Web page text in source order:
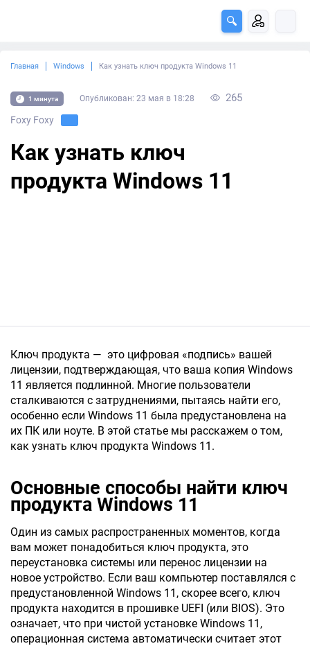
Главная Windows Как узнать ключ продукта Windows 11
1 минута Опубликован: 23 мая в 18:28 265
Foxy Foxy
Как узнать ключ
продукта Windows 11
Ключ продукта — это цифровая «подпись» вашей
лицензии, подтверждающая, что ваша копия Windows
11 является подлинной. Многие пользователи
сталкиваются с затруднениями, пытаясь найти его,
особенно если Windows 11 была предустановлена на
их ПК или ноуте. В этой статье мы расскажем о том,
как узнать ключ продукта Windows 11.
Основные способы найти ключ
продукта Windows 11
Один из самых распространенных моментов, когда
вам может понадобиться ключ продукта, это
переустановка системы или перенос лицензии на
новое устройство. Если ваш компьютер поставлялся с
предустановленной Windows 11, скорее всего, ключ
продукта находится в прошивке UEFI (или BIOS). Это
означает, что при чистой установке Windows 11,
операционная система автоматически считает этот